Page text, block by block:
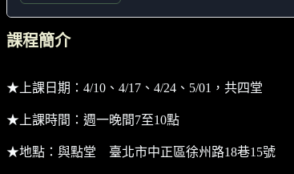
課程簡介
★上課日期：4/10、4/17、4/24、5/01，共四堂
★上課時間：週一晚間7至10點
★地點：與點堂 臺北市中正區徐州路18巷15號